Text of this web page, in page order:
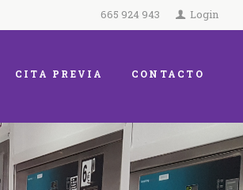
665 924 943 Login
CITA PREVIA CONTACTO